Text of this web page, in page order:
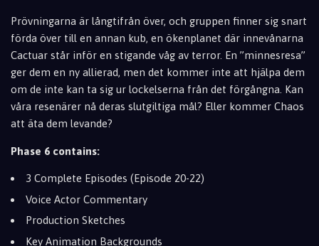
Prövningarna är långtifrån över, och gruppen finner sig snart
förda över till en annan kub, en ökenplanet där innevånarna
Cactuar står inför en stigande våg av terror. En ”minnesresa”
ger dem en ny allierad, men det kommer inte att hjälpa dem
om de inte kan ta sig ur lockelserna från det förgångna. Kan
våra resenärer nå deras slutgiltiga mål? Eller kommer Chaos
att äta dem levande?
Phase 6 contains:
3 Complete Episodes (Episode 20-22)
Voice Actor Commentary
Production Sketches
Key Animation Backgrounds